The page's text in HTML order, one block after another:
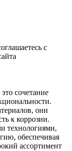
с
сочетание
они
к коррозии.
технологиями,
обеспечивая
ассортимент